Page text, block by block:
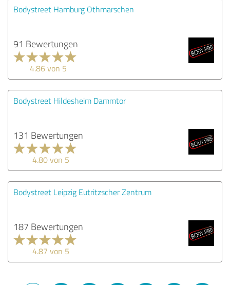
Bodystreet Hamburg Othmarschen
91 Bewertungen
4.86 von 5
Bodystreet Hildesheim Dammtor
131 Bewertungen
4.80 von 5
Bodystreet Leipzig Eutritzscher Zentrum
187 Bewertungen
4.87 von 5